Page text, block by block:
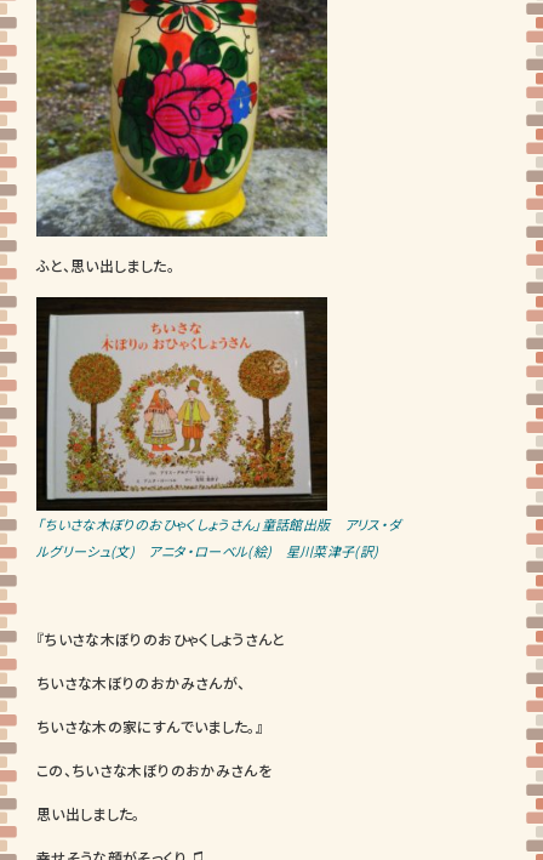
ふと、思い出しました。
「ちいさな木ぼりのおひゃくしょうさん」童話館出版 アリス・ダ
ルグリーシュ(文) アニタ・ローベル(絵) 星川菜津子(訳)
『ちいさな木ぼりのおひゃくしょうさんと
ちいさな木ぼりのおかみさんが、
ちいさな木の家にすんでいました。』
この、ちいさな木ぼりのおかみさんを
思い出しました。